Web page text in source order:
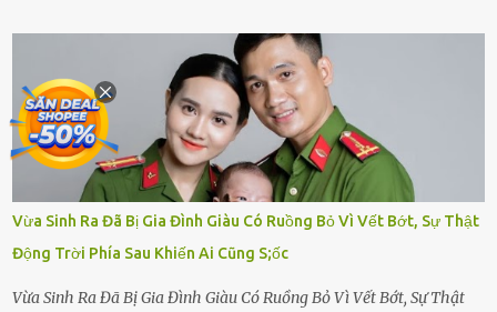
Vừa Sinh Ra Đã Bị Gia Đình Giàu Có Ruồng Bỏ Vì Vết Bớt, Sự Thật
Động Trời Phía Sau Khiến Ai Cũng S;ốc
Vừa Sinh Ra Đã Bị Gia Đình Giàu Có Ruồng Bỏ Vì Vết Bớt, Sự Thật